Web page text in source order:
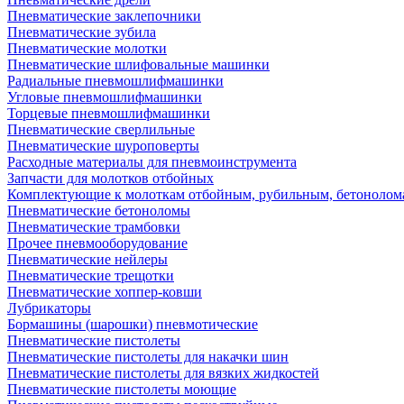
Пневматические заклепочники
Пневматические зубила
Пневматические молотки
Пневматические шлифовальные машинки
Радиальные пневмошлифмашинки
Угловые пневмошлифмашинки
Торцевые пневмошлифмашинки
Пневматические сверлильные
Пневматические шуроповерты
Расходные материалы для пневмоинструмента
Запчасти для молотков отбойных
Комплектующие к молоткам отбойным, рубильным,
Пневматические бетоноломы
Пневматические трамбовки
Прочее пневмооборудование
Пневматические нейлеры
Пневматические трещотки
Пневматические хоппер-ковши
Лубрикаторы
Бормашины (шарошки) пневмотические
Пневматические пистолеты
Пневматические пистолеты для накачки шин
Пневматические пистолеты для вязких жидкостей
Пневматические пистолеты моющие